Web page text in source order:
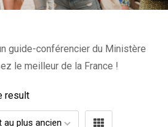
guide-conférencier du Ministère
le meilleur de la France !
result